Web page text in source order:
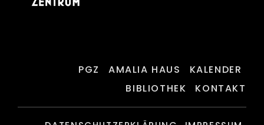
PGZ AMALIA HAUS
KALENDER
BIBLIOTHEK
KONTAKT